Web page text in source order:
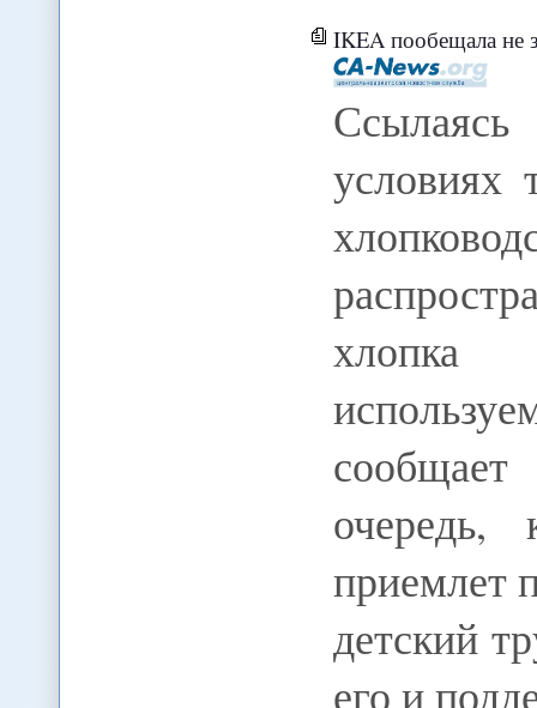
IKEA пообещала не закупать
условиях
очередь,
приемлет
детский
его и